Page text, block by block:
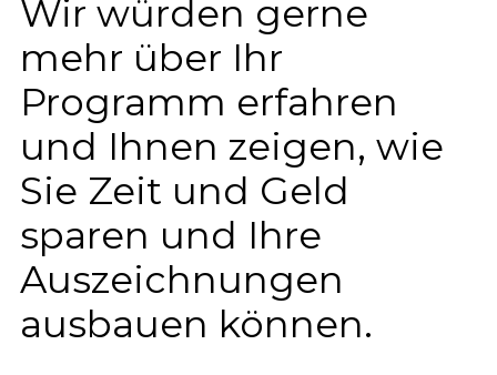
Wir würden gerne
mehr über Ihr
Programm erfahren
und Ihnen zeigen, wie
Sie Zeit und Geld
sparen und Ihre
Auszeichnungen
ausbauen können.